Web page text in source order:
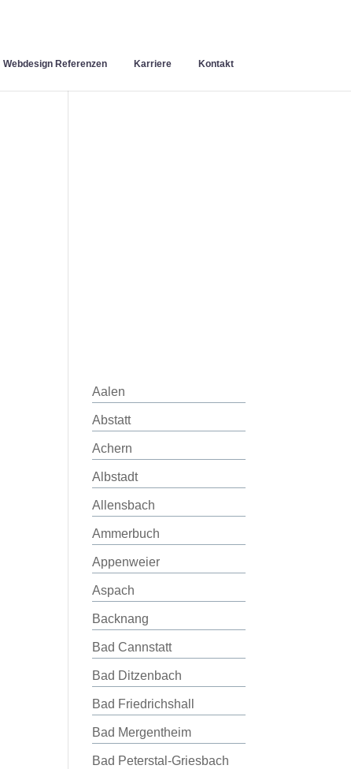
Webdesign Referenzen Karriere Kontakt
Aalen
Abstatt
Achern
Albstadt
Allensbach
Ammerbuch
Appenweier
Aspach
Backnang
Bad Cannstatt
Bad Ditzenbach
Bad Friedrichshall
Bad Mergentheim
Bad Peterstal-Griesbach